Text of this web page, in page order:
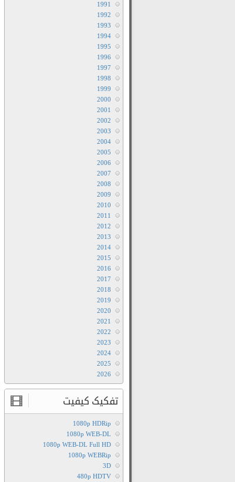
1991
1992
1993
1994
1995
1996
1997
1998
1999
2000
2001
2002
2003
2004
2005
2006
2007
2008
2009
2010
2011
2012
2013
2014
2015
2016
2017
2018
2019
2020
2021
2022
2023
2024
2025
2026
تفکیک کیفیت
1080p HDRip
1080p WEB-DL
1080p WEB-DL Full HD
1080p WEBRip
3D
480p HDTV